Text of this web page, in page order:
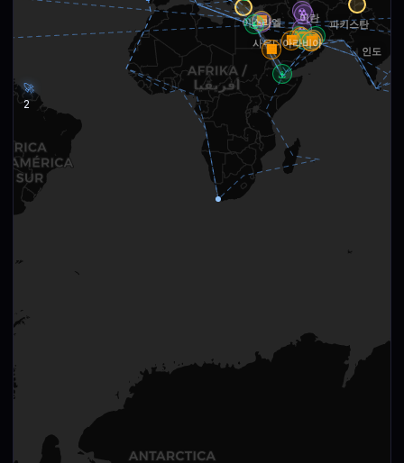
⚓
⚓
⚓
☢
☢
☢
☢
🏢
🏢
🏢
🏢
🏢
🏢
🏢
🏢
🏢
🏢
🏢
🏢🏢
🚀
2
인도
파키스탄
사우디아라비아
이란
이스라엘